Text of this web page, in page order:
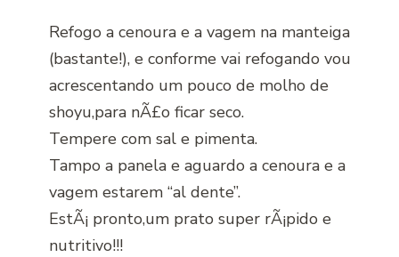
Refogo a cenoura e a vagem na manteiga
(bastante!), e conforme vai refogando vou
acrescentando um pouco de molho de
shoyu,para nÃ£o ficar seco.
Tempere com sal e pimenta.
Tampo a panela e aguardo a cenoura e a
vagem estarem “al dente”.
EstÃ¡ pronto,um prato super rÃ¡pido e
nutritivo!!!